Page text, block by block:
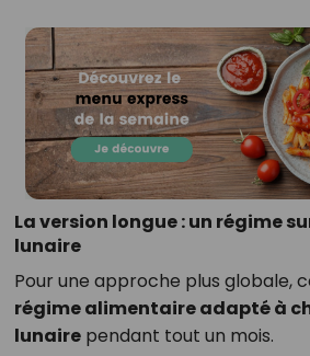
La version longue : un régime
lunaire
Pour une approche plus globale,
régime alimentaire adapté à
lunairependant tout un mois.